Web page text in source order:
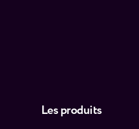
Les produits